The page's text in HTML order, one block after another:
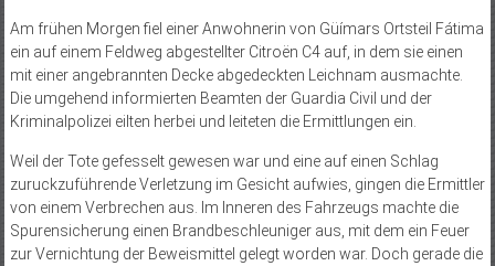
Am frühen Morgen fiel einer Anwohnerin von Güímars Ortsteil Fátima
ein auf einem Feldweg abgestellter Citroën C4 auf, in dem sie einen
mit einer angebrannten Decke abgedeckten Leichnam ausmachte.
Die umgehend informierten Beamten der Guardia Civil und der
Kriminalpolizei eilten herbei und leiteten die Ermittlungen ein.
Weil der Tote gefesselt gewesen war und eine auf einen Schlag
zuruckzuführende Verletzung im Gesicht aufwies, gingen die Ermittler
von einem Verbrechen aus. Im Inneren des Fahrzeugs machte die
Spurensicherung einen Brandbeschleuniger aus, mit dem ein Feuer
zur Vernichtung der Beweismittel gelegt worden war. Doch gerade die